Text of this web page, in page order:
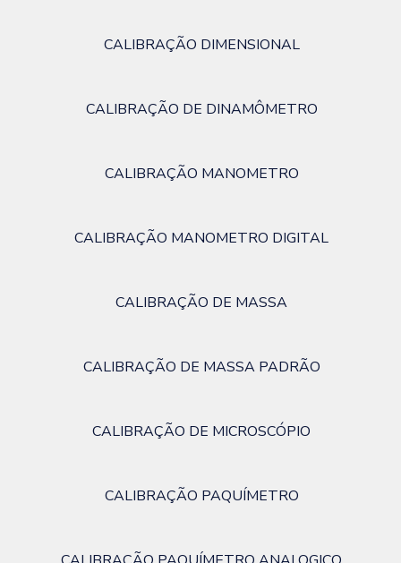
CALIBRAÇÃO DIMENSIONAL
CALIBRAÇÃO DE DINAMÔMETRO
CALIBRAÇÃO MANOMETRO
CALIBRAÇÃO MANOMETRO DIGITAL
CALIBRAÇÃO DE MASSA
CALIBRAÇÃO DE MASSA PADRÃO
CALIBRAÇÃO DE MICROSCÓPIO
CALIBRAÇÃO PAQUÍMETRO